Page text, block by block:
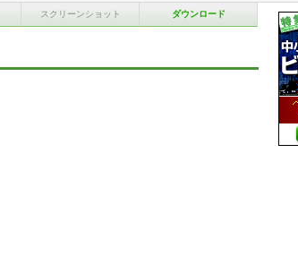
スクリーンショット ダウンロード